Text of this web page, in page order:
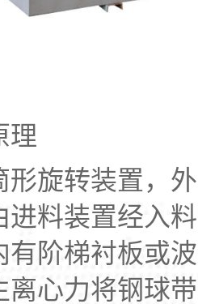
理
形旋转装置，
进料装置经入
有阶梯衬板或
离心力将钢球